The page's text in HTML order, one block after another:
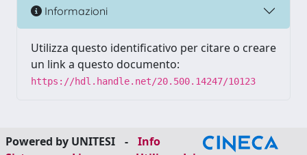
Informazioni
Utilizza questo identificativo per citare o creare
un link a questo documento:
https://hdl.handle.net/20.500.14247/10123
Powered by UNITESI -
Info